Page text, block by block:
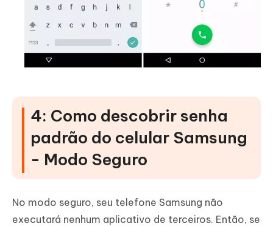
4: Como descobrir senha
padrão do celular Samsung
- Modo Seguro
No modo seguro, seu telefone Samsung não
executará nenhum aplicativo de terceiros. Então, se